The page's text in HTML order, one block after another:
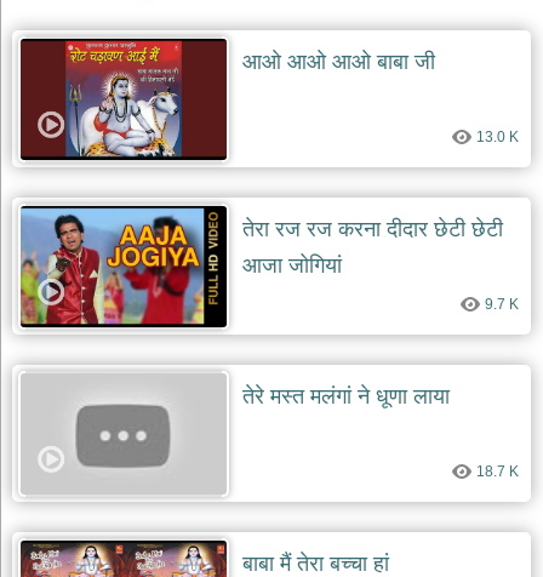
आओ आओ आओ बाबा जी
13.0 K
तेरा रज रज करना दीदार छेटी छेटी
आजा जोगियां
9.7 K
तेरे मस्त मलंगां ने धूणा लाया
18.7 K
बाबा मैं तेरा बच्चा हां